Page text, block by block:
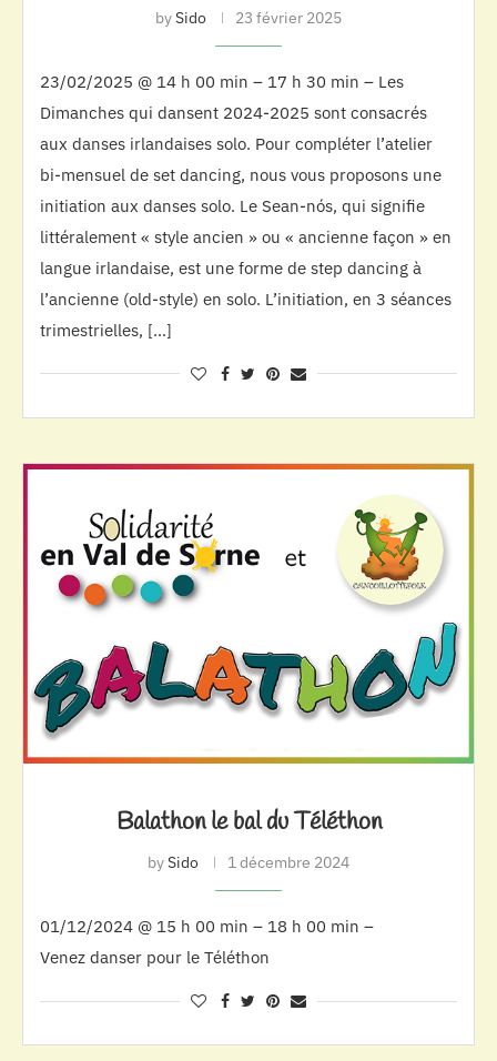
bySido 23 février 2025
23/02/2025 @ 14 h 00 min – 17 h 30 min – Les
Dimanches qui dansent 2024-2025 sont consacrés
aux danses irlandaises solo. Pour compléter l’atelier
bi-mensuel de set dancing, nous vous proposons une
initiation aux danses solo. Le Sean-nós, qui signifie
littéralement « style ancien » ou « ancienne façon » en
langue irlandaise, est une forme de step dancing à
l’ancienne (old-style) en solo. L’initiation, en 3 séances
trimestrielles, […]
Balathon le bal du Téléthon
bySido 1 décembre 2024
01/12/2024 @ 15 h 00 min – 18 h 00 min –
Venez danser pour le Téléthon